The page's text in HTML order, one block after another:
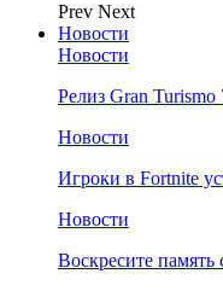
Prev Next
Новости
Новости
Релиз Gran Turismo
Новости
Игроки в Fortnite
Новости
Воскресите